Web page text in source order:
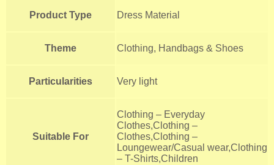
Product Type Dress Material
Theme Clothing, Handbags & Shoes
Particularities Very light
Suitable For
Clothing – Everyday
Clothes,Clothing –
Clothes,Clothing –
Loungewear/Casual wear,Clothing
– T-Shirts,Children